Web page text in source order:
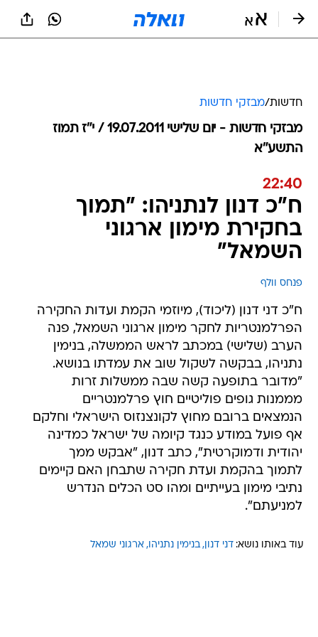
חדשות/מבזקי חדשות
מבזקי חדשות - יום שלישי 19.07.2011 / י״ז תמוז
התשע"א
22:40
ח"כ דנון לנתניהו: "תמוך
בחקירת מימון ארגוני
השמאל"
פנחס וולף
ח"כ דני דנון (ליכוד), מיוזמי הקמת ועדות החקירה
הפרלמנטריות לחקר מימון ארגוני השמאל, פנה
הערב (שלישי) במכתב לראש הממשלה, בנימין
נתניהו, בבקשה לשקול שוב את עמדתו בנושא.
"מדובר בתופעה קשה שבה ממשלות זרות
מממנות גופים פוליטיים חוץ פרלמנטריים
הנמצאים ברובם מחוץ לקונצנזוס הישראלי וחלקם
אף פועל במודע כנגד קיומה של ישראל כמדינה
יהודית ודמוקרטית", כתב דנון, "אבקש ממך
לתמוך בהקמת ועדת חקירה שתבחן האם קיימים
נתיבי מימון בעייתיים ומהו סט הכלים הנדרש
למניעתם".
עוד באותו נושא: דני דנון בנימין נתניהו ארגוני שמאל